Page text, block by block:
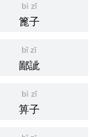
bì zǐ
篦子
bǐ zǐ
鄙訿
bì zǐ
箅子